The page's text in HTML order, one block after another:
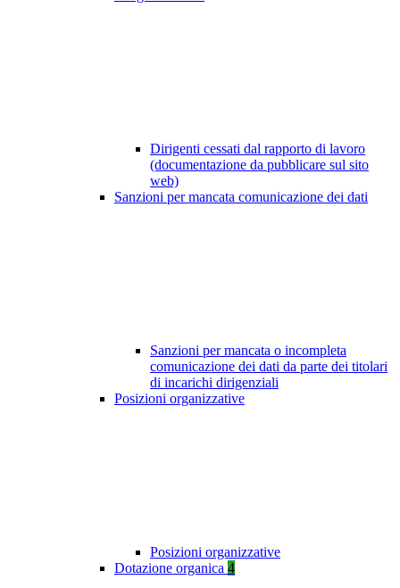
Dirigenti cessati dal rapporto di lavoro
(documentazione da pubblicare sul sito
web)
Sanzioni per mancata comunicazione dei dati
Sanzioni per mancata o incompleta
comunicazione dei dati da parte dei titolari
di incarichi dirigenziali
Posizioni organizzative
Posizioni organizzative
Dotazione organica 4